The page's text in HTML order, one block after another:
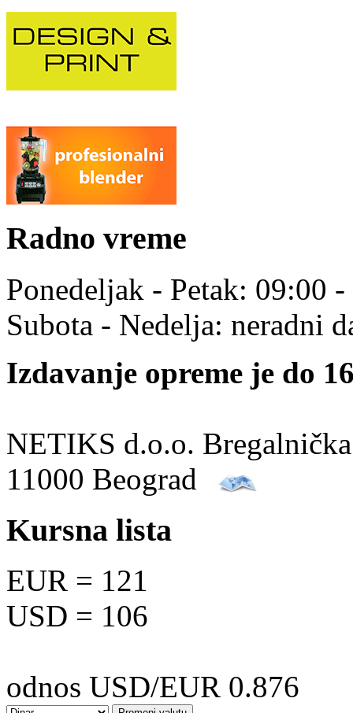
Radno vreme
Ponedeljak - Petak: 09:00
Subota - Nedelja: neradni
Izdavanje opreme je do
NETIKS d.o.o.
11000 Beograd
Kursna lista
EUR = 121
USD = 106
odnos USD/EUR 0.876